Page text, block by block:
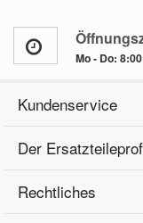
Mo - Do:
Kundenservice
Der
Rechtliches